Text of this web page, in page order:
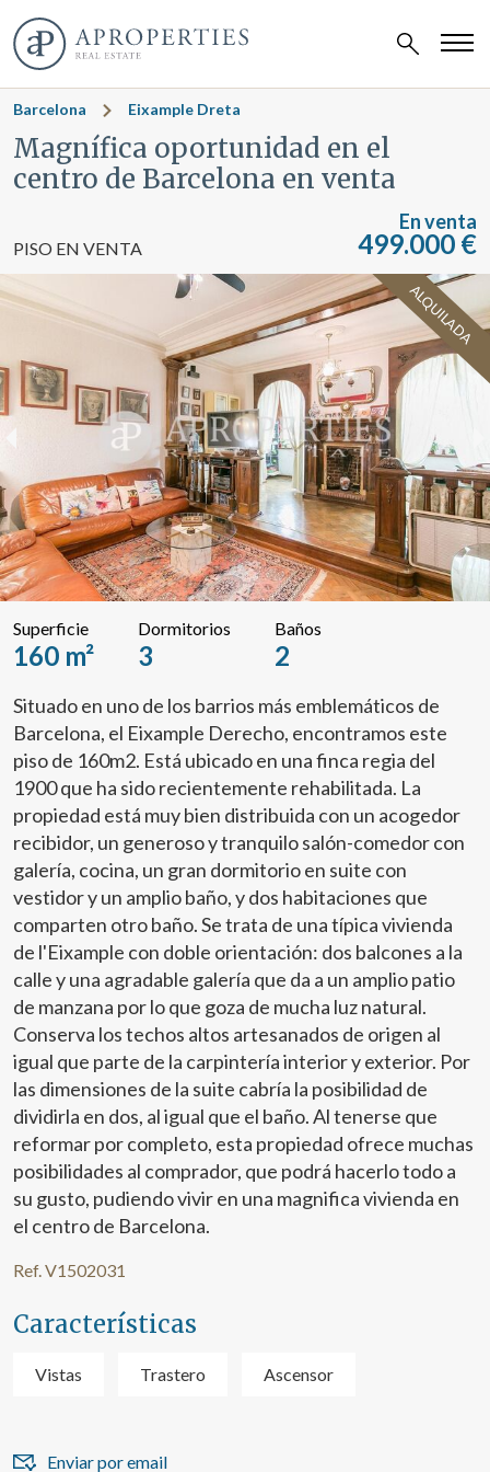
Barcelona Eixample Dreta
Magnífica oportunidad en el
centro de Barcelona en venta
PISO EN VENTA
En venta
499.000 €
ALQUILADA
Superficie
160 m²
Dormitorios
3
Baños
2
Situado en uno de los barrios más emblemáticos de
Barcelona, el Eixample Derecho, encontramos este
piso de 160m2. Está ubicado en una finca regia del
1900 que ha sido recientemente rehabilitada. La
propiedad está muy bien distribuida con un acogedor
recibidor, un generoso y tranquilo salón-comedor con
galería, cocina, un gran dormitorio en suite con
vestidor y un amplio baño, y dos habitaciones que
comparten otro baño. Se trata de una típica vivienda
de l'Eixample con doble orientación: dos balcones a la
calle y una agradable galería que da a un amplio patio
de manzana por lo que goza de mucha luz natural.
Conserva los techos altos artesanados de origen al
igual que parte de la carpintería interior y exterior. Por
las dimensiones de la suite cabría la posibilidad de
dividirla en dos, al igual que el baño. Al tenerse que
reformar por completo, esta propiedad ofrece muchas
posibilidades al comprador, que podrá hacerlo todo a
su gusto, pudiendo vivir en una magnifica vivienda en
el centro de Barcelona.
Ref. V1502031
Características
Vistas Trastero Ascensor
Enviar por email
Técnicas y funcionales
información con la finalidad de mejorar nuestros servicios.
deberá tener en cuenta que dicha acción podrá ocasionar